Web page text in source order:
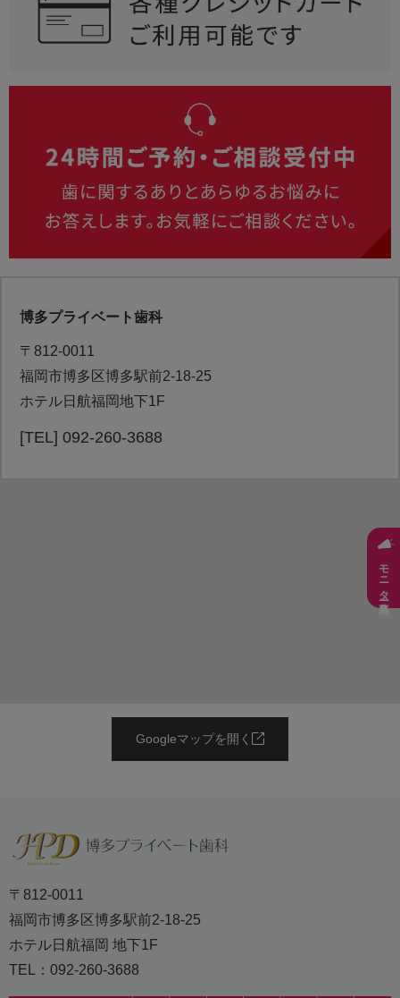
博多プライベート歯科
〒812-0011
福岡市博多区博多駅前2-18-25
ホテル日航福岡地下1F
[TEL] 092-260-3688
Googleマップを開く
〒812-0011
福岡市博多区博多駅前2-18-25
ホテル日航福岡 地下1F
TEL：092-260-3688
モニター募集